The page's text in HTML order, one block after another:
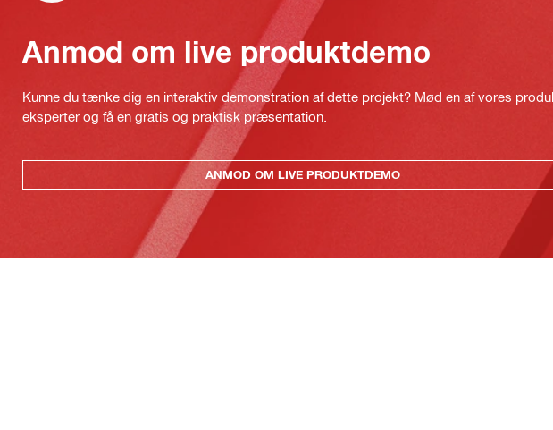
Anmod om live produktdemo
Kunne du tænke dig en interaktiv demonstration af dette projekt? Mød en af vores
eksperter og få en gratis og praktisk præsentation.
ANMOD OM LIVE PRODUKTDEMO